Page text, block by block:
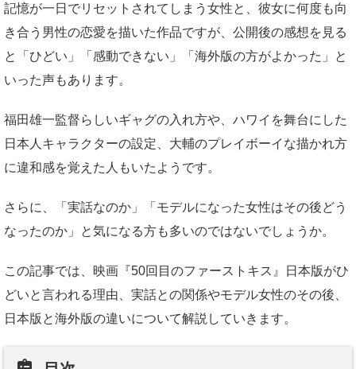
記憶が一日でリセットされてしまう女性と、彼女に何度も向
き合う男性の恋愛を描いた作品ですが、公開後の感想を見る
と「ひどい」「感動できない」「海外版の方がよかった」と
いった声もあります。
福田雄一監督らしいギャグの入れ方や、ハワイを舞台にした
日本人キャラクターの設定、大輔のプレイボーイな描かれ方
に違和感を覚えた人もいたようです。
さらに、「実話なのか」「モデルになった女性はその後どう
なったのか」と気になる方も多いのではないでしょうか。
この記事では、映画『50回目のファーストキス』日本版がひ
どいと言われる理由、実話との関係やモデル女性のその後、
日本版と海外版の違いについて解説していきます。